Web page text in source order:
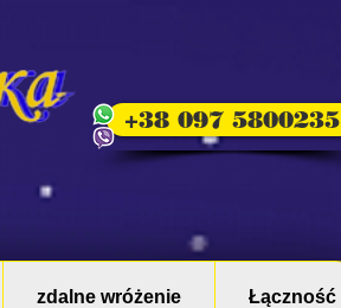
+38 097 5800235
zdalne wróżenie Łączność